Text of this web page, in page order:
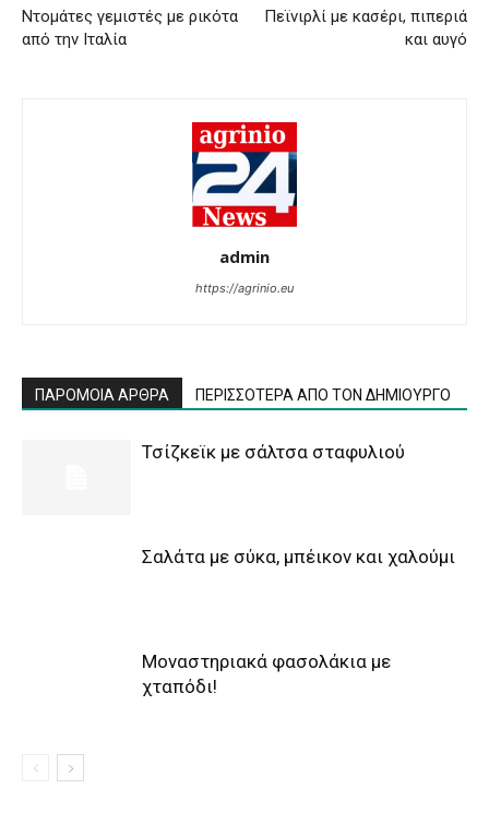
Ντομάτες γεμιστές με ρικότα
από την Ιταλία
Πεϊνιρλί με κασέρι, πιπεριά
και αυγό
admin
https://agrinio.eu
ΠΑΡΟΜΟΙΑ ΑΡΘΡΑ ΠΕΡΙΣΣΟΤΕΡΑ ΑΠΟ ΤΟΝ ΔΗΜΙΟΥΡΓΟ
Τσίζκεϊκ με σάλτσα σταφυλιού
Σαλάτα με σύκα, μπέικον και χαλούμι
Μοναστηριακά φασολάκια με
χταπόδι!